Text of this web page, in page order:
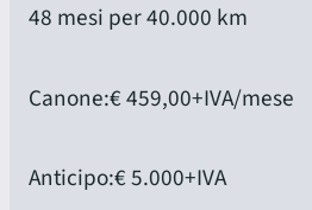
48 mesi per 40.000 km
Canone:€ 459,00+IVA/mese
Anticipo:€ 5.000+IVA